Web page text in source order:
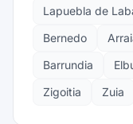
Lapuebla de
Bernedo
Barrundia
Zigoitia
Zuia